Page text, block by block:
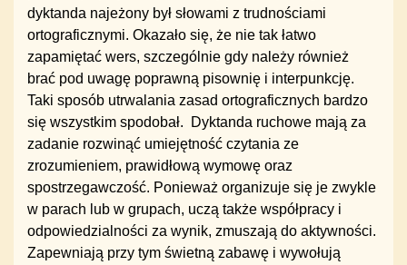
dyktanda najeżony był słowami z trudnościami
ortograficznymi. Okazało się, że nie tak łatwo
zapamiętać wers, szczególnie gdy należy również
brać pod uwagę poprawną pisownię i interpunkcję.
Taki sposób utrwalania zasad ortograficznych bardzo
się wszystkim spodobał. ️ Dyktanda ruchowe mają za
zadanie rozwinąć umiejętność czytania ze
zrozumieniem, prawidłową wymowę oraz
spostrzegawczość. Ponieważ organizuje się je zwykle
w parach lub w grupach, uczą także współpracy i
odpowiedzialności za wynik, zmuszają do aktywności.
Zapewniają przy tym świetną zabawę i wywołują